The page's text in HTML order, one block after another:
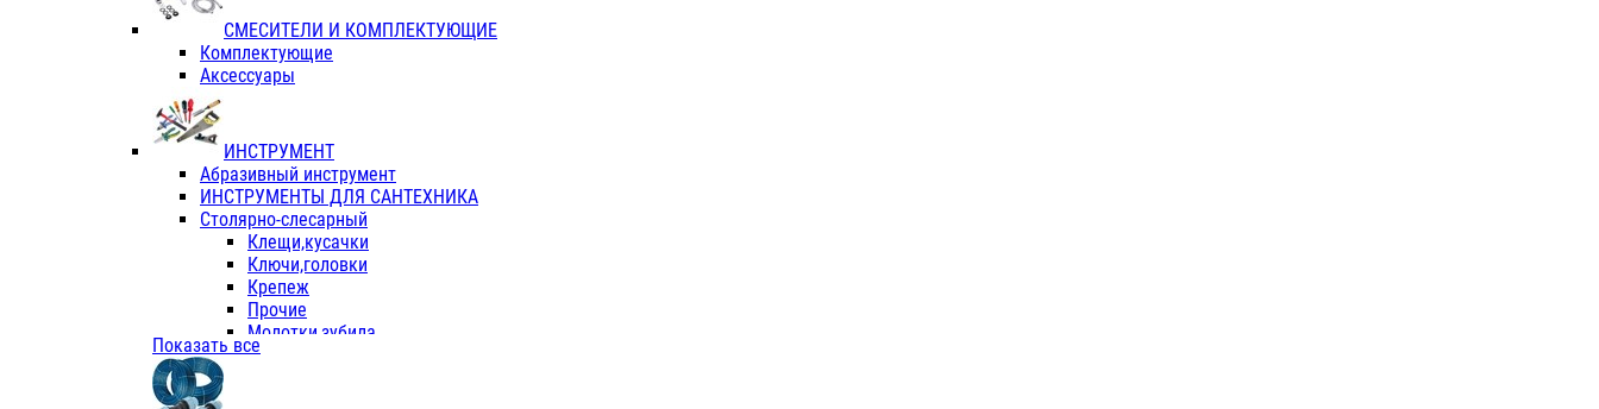
СМЕСИТЕЛИ И КОМПЛЕКТУЮЩИЕ
Комплектующие
Аксессуары
ИНСТРУМЕНТ
Абразивный инструмент
ИНСТРУМЕНТЫ ДЛЯ САНТЕХНИКА
Столярно-слесарный
Клещи,кусачки
Ключи,головки
Крепеж
Прочие
Молотки,зубила
Пассатижи,тонкогубцы,утконосы
Показать все